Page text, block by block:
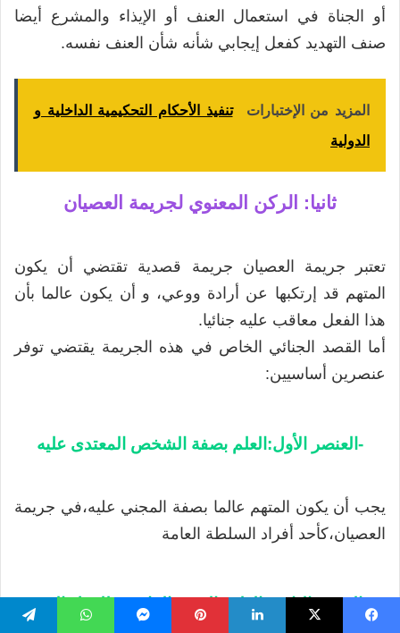
أو الجناة في استعمال العنف أو الإيذاء والمشرع أيضا
صنف التهديد كفعل إيجابي شأنه شأن العنف نفسه.
المزيد من الإختبارات
تنفيذ الأحكام التحكيمية الداخلية و
الدولية
ثانيا: الركن المعنوي لجريمة العصيان
تعتبر جريمة العصيان جريمة قصدية تقتضي أن يكون
المتهم قد إرتكبها عن أرادة ووعي، و أن يكون عالما بأن
هذا الفعل معاقب عليه جنائيا.
أما القصد الجنائي الخاص في هذه الجريمة يقتضي توفر
عنصرين أساسيين:
-العنصر الأول:العلم بصفة الشخص المعتدى عليه
يجب أن يكون المتهم عالما بصفة المجني عليه،في جريمة
العصيان،كأحد أفراد السلطة العامة
-العنصر الثاني: العلم بالصفة القانونية للعمل الذي